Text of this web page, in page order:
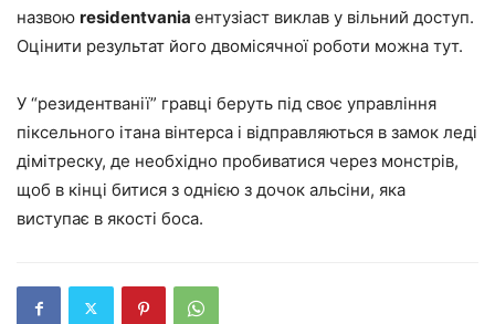
назвою residentvania ентузіаст виклав у вільний доступ.
Оцінити результат його двомісячної роботи можна тут.
У “резидентванії” гравці беруть під своє управління
піксельного ітана вінтерса і відправляються в замок леді
дімітреску, де необхідно пробиватися через монстрів,
щоб в кінці битися з однією з дочок альсіни, яка
виступає в якості боса.